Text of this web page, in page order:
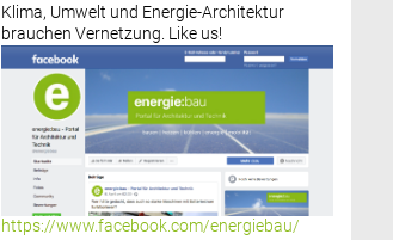
Klima, Umwelt und Energie-Architektur
brauchen Vernetzung. Like us!
https://www.facebook.com/energiebau/